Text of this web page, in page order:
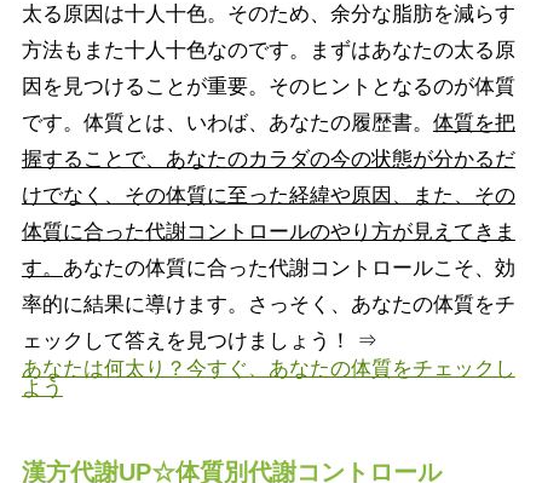
太る原因は十人十色。そのため、余分な脂肪を減らす
方法もまた十人十色なのです。まずはあなたの太る原
因を見つけることが重要。そのヒントとなるのが体質
です。体質とは、いわば、あなたの履歴書。 体質を把
握することで、あなたのカラダの今の状態が分かるだ
けでなく、その体質に至った経緯や原因、また、その
体質に合った代謝コントロールのやり方が見えてきま
す。 あなたの体質に合った代謝コントロールこそ、効
率的に結果に導けます。さっそく、あなたの体質をチ
ェックして答えを見つけましょう！ ⇒
あなたは何太り？今すぐ、あなたの体質をチェックし
よう
漢方代謝UP☆体質別代謝コントロール